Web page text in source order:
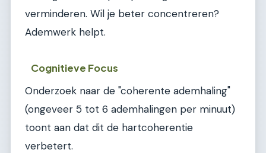
verminderen. Wil je beter concentreren?
Ademwerk helpt.
Cognitieve Focus
Onderzoek naar de "coherente ademhaling"
(ongeveer 5 tot 6 ademhalingen per minuut)
toont aan dat dit de hartcoherentie
verbetert.